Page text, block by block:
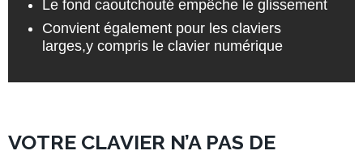
Le fond caoutchouté empêche le glissement
Convient également pour les claviers
larges,y compris le clavier numérique
VOTRE CLAVIER N’A PAS DE